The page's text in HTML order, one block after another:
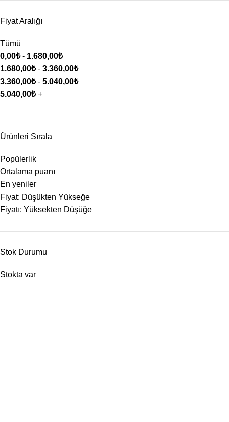
Fiyat Aralığı
Tümü
0,00₺- 1.680,00₺
1.680,00₺- 3.360,00₺
3.360,00₺- 5.040,00₺
5.040,00₺+
Ürünleri Sırala
Popülerlik
Ortalama puanı
En yeniler
Fiyat: Düşükten Yükseğe
Fiyatı: Yüksekten Düşüğe
Stok Durumu
Stokta var